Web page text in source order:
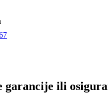
garancije ili